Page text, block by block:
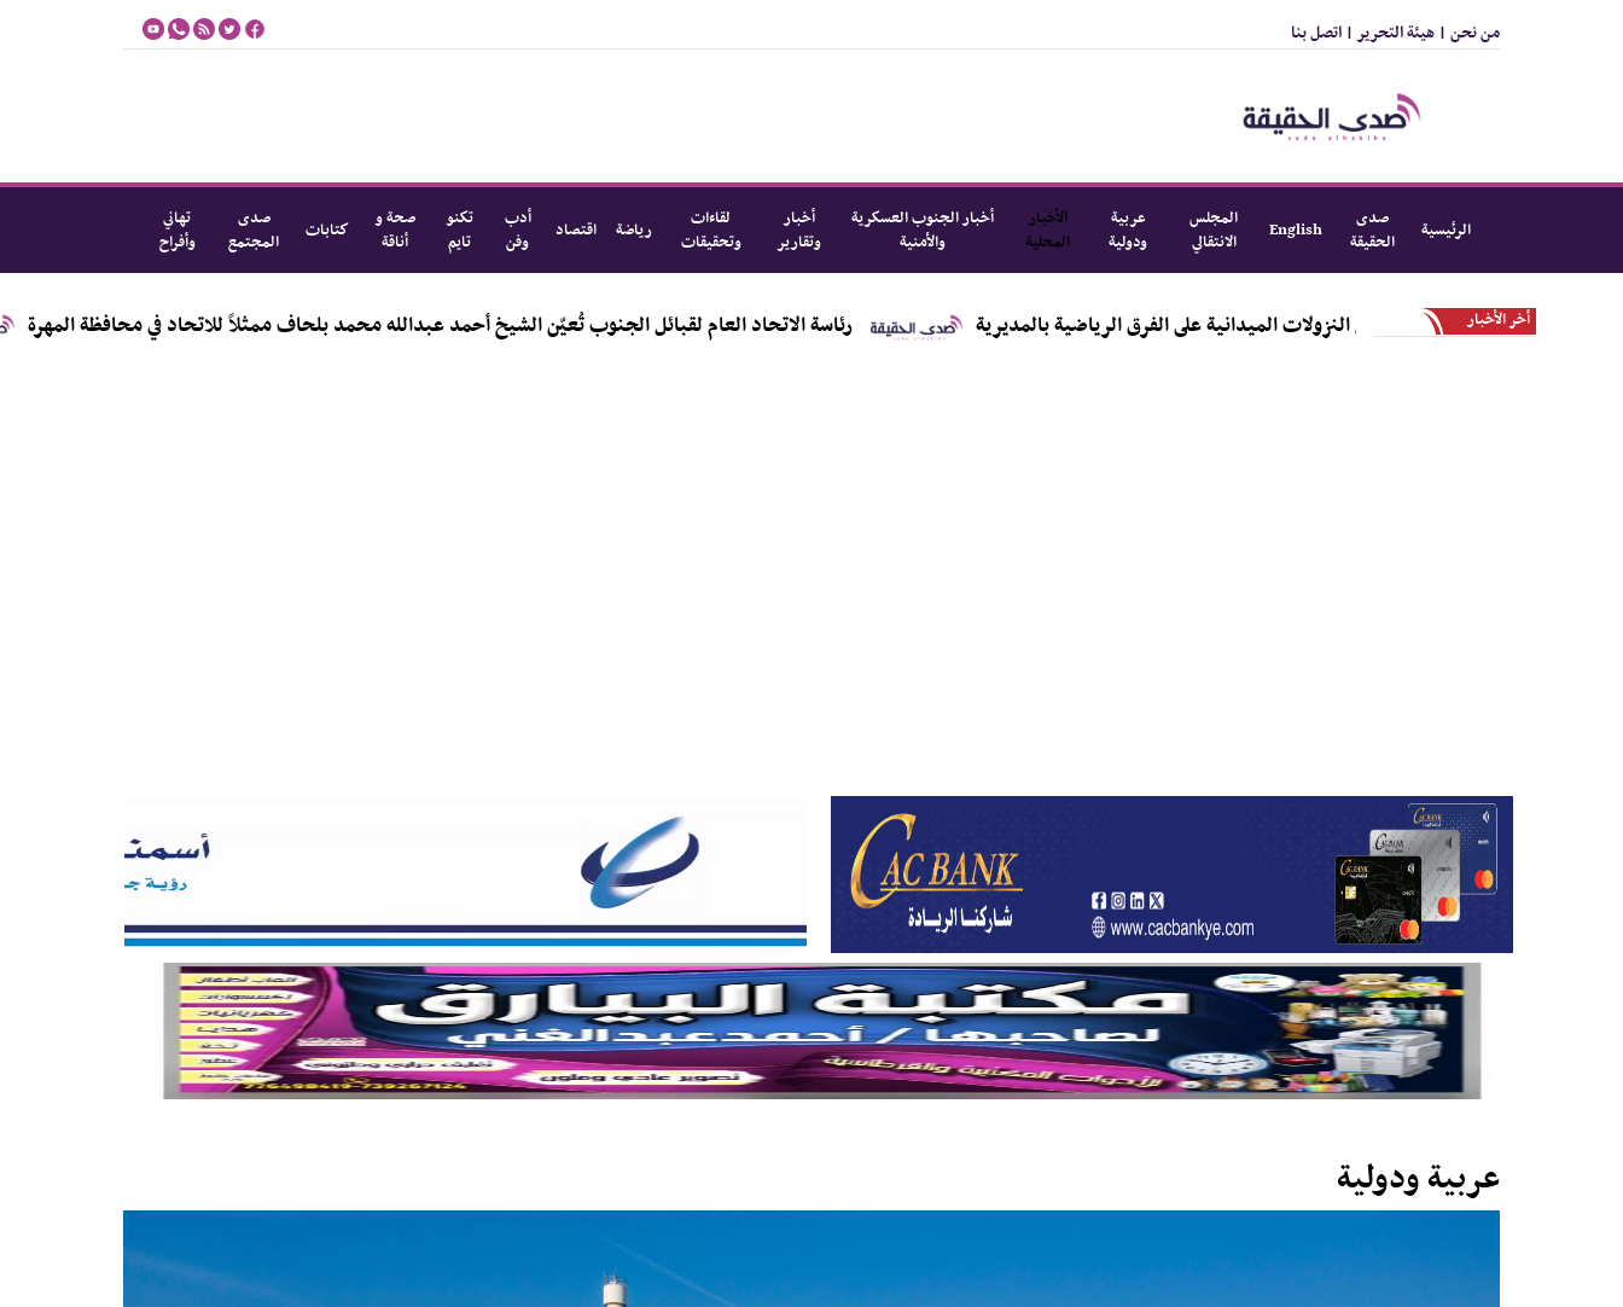
من نحن | هيئة التحرير | اتصل بنا
الرئيسية
صدى
الحقيقة
English
المجلس
الانتقالي
عربية
ودولية
الأخبار
المحلية
أخبار الجنوب العسكرية
والأمنية
أخبار
وتقارير
لقاءات
وتحقيقات
رياضة اقتصاد
أدب
وفن
تكنو
تايم
صحة و
أناقة
كتابات
صدى
المجتمع
تهاني
وأفراح
أخر الأخبار
المرحلة الأولى من النزولات الميدانية على الفرق الرياضية بالمديرية رئاسة الاتحاد العام لقبائل الجنوب تُعيّن الشيخ أحمد عبدالله محمد بلحاف ممثلاً للاتحاد في محافظة المهرة
عربية ودولية